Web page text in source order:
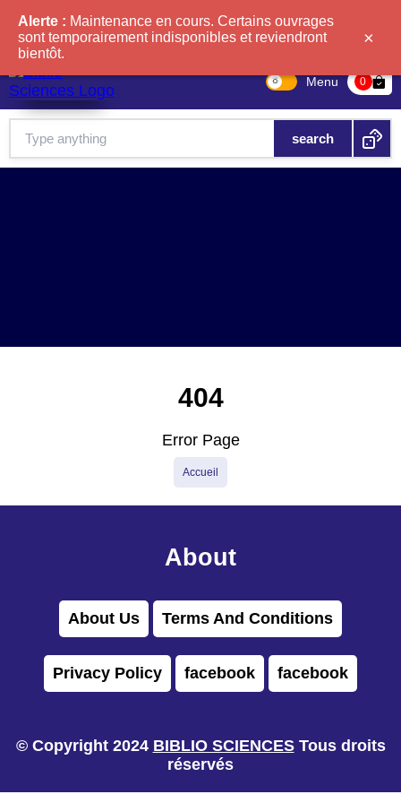
Menu 0 bag-check
Alerte : Maintenance en cours. Certains ouvrages
sont temporairement indisponibles et reviendront
bientôt.
×
404
Error Page
Accueil
About
About Us Terms And Conditions
Privacy Policy facebook facebook
© Copyright 2024 BIBLIO SCIENCESTous droits
réservés